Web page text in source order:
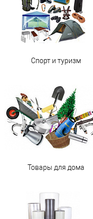
Спорт и туризм
Товары для дома